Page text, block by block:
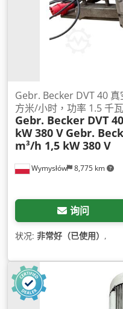
Wymysłów 8,775 km
Gebr. Becker DVT 40
方米/小时，功率 1.5 千
Gebr. Becker DVT
kW 380 V Gebr.
m³/h 1,5 kW 380 V
询问
状况: 非常好（已使用） ,